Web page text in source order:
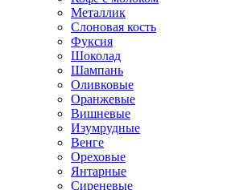
Металлик
Слоновая кость
Фуксия
Шоколад
Шампань
Оливковые
Оранжевые
Вишневые
Изумрудные
Венге
Ореховые
Янтарные
Сиреневые